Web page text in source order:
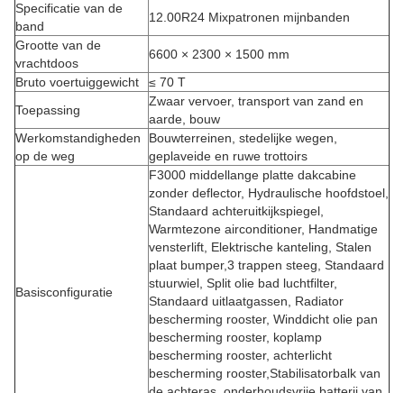
Specificatie van de
band
12.00R24 Mixpatronen mijnbanden
Grootte van de
vrachtdoos
6600 × 2300 × 1500 mm
Bruto voertuiggewicht
≤ 70 T
Toepassing
Zwaar vervoer, transport van zand en
aarde, bouw
Werkomstandigheden
op de weg
Bouwterreinen, stedelijke wegen,
geplaveide en ruwe trottoirs
Basisconfiguratie
F3000 middellange platte dakcabine
zonder deflector, Hydraulische hoofdstoel,
Standaard achteruitkijkspiegel,
Warmtezone airconditioner, Handmatige
vensterlift, Elektrische kanteling, Stalen
plaat bumper,3 trappen steeg, Standaard
stuurwiel, Split olie bad luchtfilter,
Standaard uitlaatgassen, Radiator
bescherming rooster, Winddicht olie pan
bescherming rooster, koplamp
bescherming rooster, achterlicht
bescherming rooster,Stabilisatorbalk van